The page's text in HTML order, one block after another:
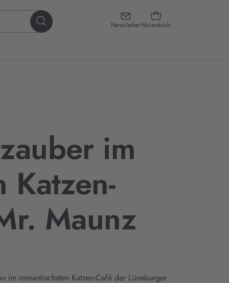
NewsletterWarenkorb
im
Katzen-
Maunz
im romantischsten Katzen-Café der Lüneburger